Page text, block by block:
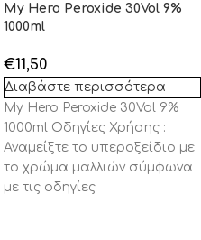
My Hero Peroxide 30Vol 9%
1000ml
€11,50
Διαβάστε περισσότερα
My Hero Peroxide 30Vol 9%
1000ml Οδηγίες Χρήσης :
Αναμείξτε το υπεροξείδιο με
το χρώμα μαλλιών σύμφωνα
με τις οδηγίες